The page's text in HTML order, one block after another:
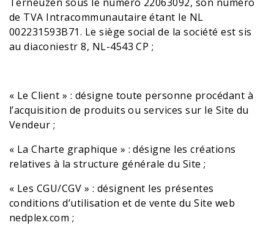
de TVA Intracommunautaire étant le NL
002231593B71. Le siège social de la société est sis
au diaconiestr 8, NL-4543 CP ;
« Le Client » : désigne toute personne procédant à
l’acquisition de produits ou services sur le Site du
Vendeur ;
« La Charte graphique » : désigne les créations
relatives à la structure générale du Site ;
« Les CGU/CGV » : désignent les présentes
conditions d’utilisation et de vente du Site web
nedplex.com ;